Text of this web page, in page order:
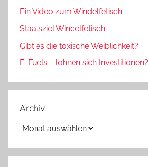
Ein Video zum Windelfetisch
Staatsziel Windelfetisch
Gibt es die toxische Weiblichkeit?
E-Fuels – lohnen sich Investitionen?
Archiv
Archiv